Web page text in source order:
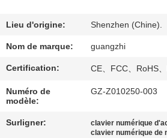
DE
QUALITÉ
CONTACTEZ-
NOUS
Lieu d'origine: Shenzhen (Chine).
Nom de marque: guangzhi
Certification: CE、FCC、RoHS
Numéro de
modèle:
GZ-Z010250-003
Surligner: clavier numérique
clavier numérique de